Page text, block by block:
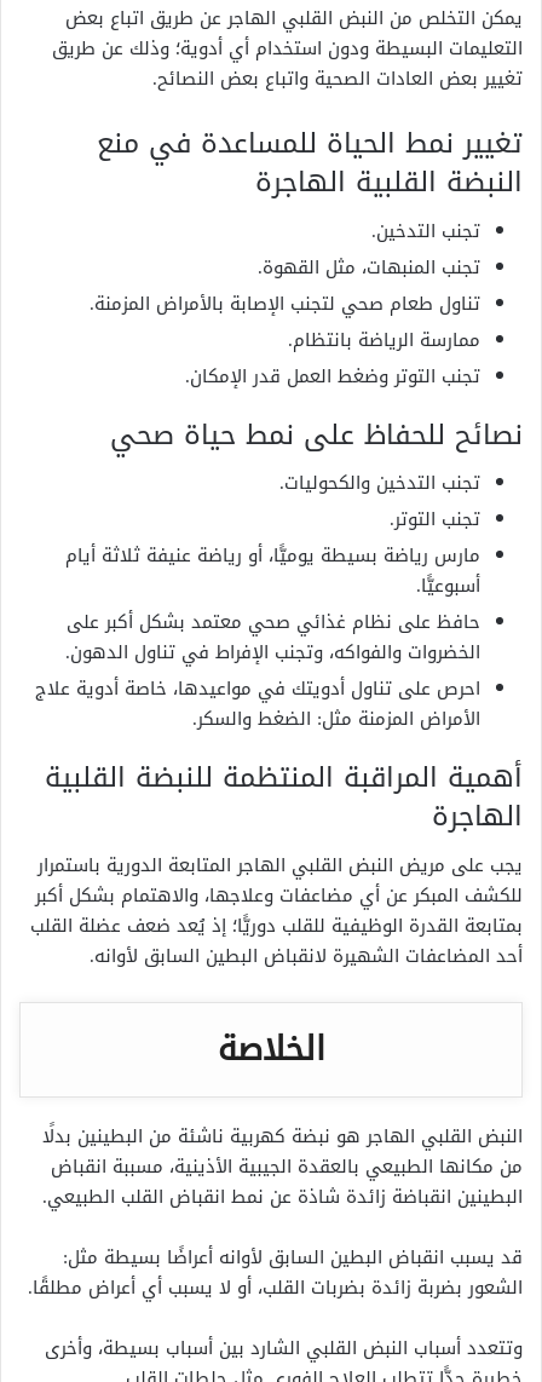
يمكن التخلص من النبض القلبي الهاجر عن طريق اتباع بعض
التعليمات البسيطة ودون استخدام أي أدوية؛ وذلك عن طريق
تغيير بعض العادات الصحية واتباع بعض النصائح.
تغيير نمط الحياة للمساعدة في منع
النبضة القلبية الهاجرة
تجنب التدخين.
تجنب المنبهات، مثل القهوة.
تناول طعام صحي لتجنب الإصابة بالأمراض المزمنة.
ممارسة الرياضة بانتظام.
تجنب التوتر وضغط العمل قدر الإمكان.
نصائح للحفاظ على نمط حياة صحي
تجنب التدخين والكحوليات.
تجنب التوتر.
مارس رياضة بسيطة يوميًّا، أو رياضة عنيفة ثلاثة أيام
أسبوعيًّا.
حافظ على نظام غذائي صحي معتمد بشكل أكبر على
الخضروات والفواكه، وتجنب الإفراط في تناول الدهون.
احرص على تناول أدويتك في مواعيدها، خاصة أدوية علاج
الأمراض المزمنة مثل: الضغط والسكر.
أهمية المراقبة المنتظمة للنبضة القلبية
الهاجرة
يجب على مريض النبض القلبي الهاجر المتابعة الدورية باستمرار
للكشف المبكر عن أي مضاعفات وعلاجها، والاهتمام بشكل أكبر
بمتابعة القدرة الوظيفية للقلب دوريًّا؛ إذ يُعد ضعف عضلة القلب
أحد المضاعفات الشهيرة لانقباض البطين السابق لأوانه.
الخلاصة
النبض القلبي الهاجر هو نبضة كهربية ناشئة من البطينين بدلًا
من مكانها الطبيعي بالعقدة الجيبية الأذينية، مسببة انقباض
البطينين انقباضة زائدة شاذة عن نمط انقباض القلب الطبيعي.
قد يسبب انقباض البطين السابق لأوانه أعراضًا بسيطة مثل:
الشعور بضربة زائدة بضربات القلب، أو لا يسبب أي أعراض مطلقًا.
وتتعدد أسباب النبض القلبي الشارد بين أسباب بسيطة، وأخرى